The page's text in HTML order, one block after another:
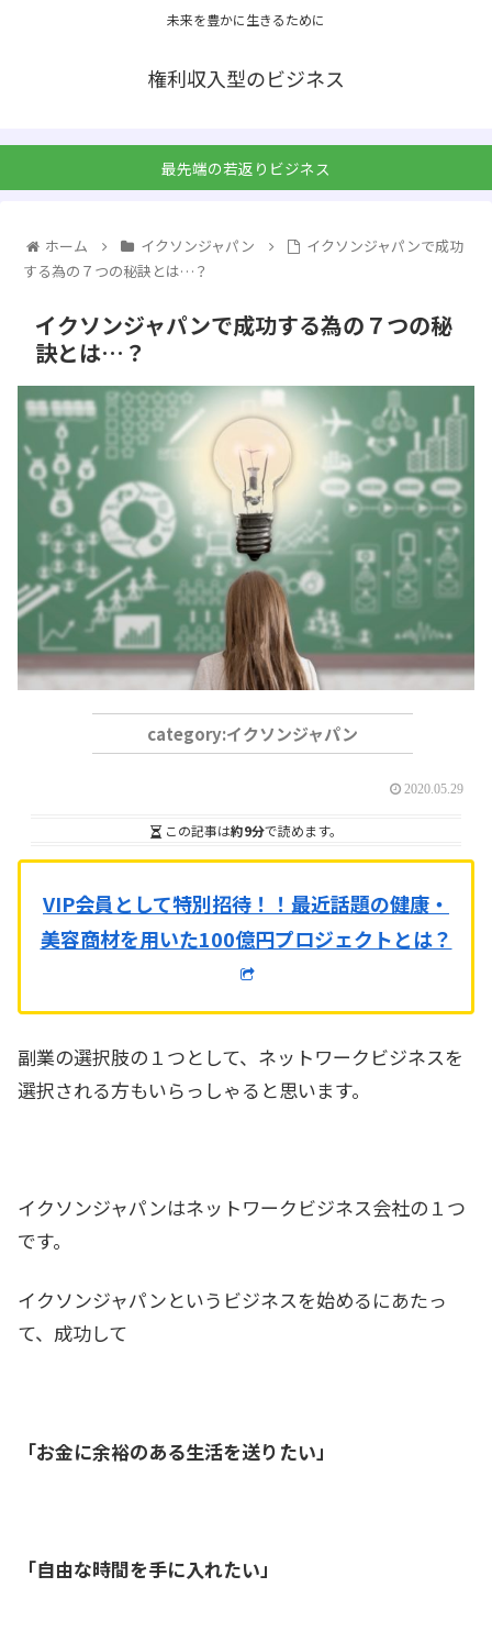
未来を豊かに生きるために
権利収入型のビジネス
最先端の若返りビジネス
ホーム イクソンジャパン
イクソンジャパンで成功
する為の７つの秘訣とは…？
イクソンジャパンで成功する為の７つの秘
訣とは…？
イクソンジャパン
2020.05.29
この記事は約9分で読めます。
VIP会員として特別招待！！ 最近話題の健康・
美容商材を用いた100億円プロジェクトとは？
副業の選択肢の１つとして、ネットワークビジネスを
選択される方もいらっしゃると思います。
イクソンジャパンはネットワークビジネス会社の１つ
です。
イクソンジャパンというビジネスを始めるにあたっ
て、成功して
「お金に余裕のある生活を送りたい」
「自由な時間を手に入れたい」